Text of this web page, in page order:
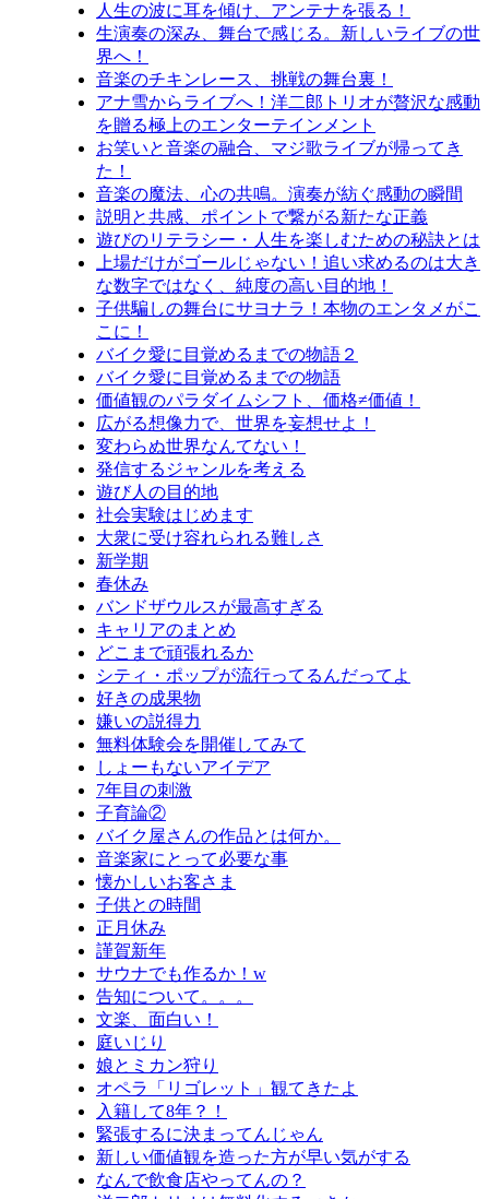
人生の波に耳を傾け、アンテナを張る！
生演奏の深み、舞台で感じる。新しいライブの世
界へ！
音楽のチキンレース、挑戦の舞台裏！
アナ雪からライブへ！洋二郎トリオが贅沢な感動
を贈る極上のエンターテインメント
お笑いと音楽の融合、マジ歌ライブが帰ってき
た！
音楽の魔法、心の共鳴。演奏が紡ぐ感動の瞬間
説明と共感、ポイントで繋がる新たな正義
遊びのリテラシー・人生を楽しむための秘訣とは
上場だけがゴールじゃない！追い求めるのは大き
な数字ではなく、純度の高い目的地！
子供騙しの舞台にサヨナラ！本物のエンタメがこ
こに！
バイク愛に目覚めるまでの物語２
バイク愛に目覚めるまでの物語
価値観のパラダイムシフト、価格≠価値！
広がる想像力で、世界を妄想せよ！
変わらぬ世界なんてない！
発信するジャンルを考える
遊び人の目的地
社会実験はじめます
大衆に受け容れられる難しさ
新学期
春休み
バンドザウルスが最高すぎる
キャリアのまとめ
どこまで頑張れるか
シティ・ポップが流行ってるんだってよ
好きの成果物
嫌いの説得力
無料体験会を開催してみて
しょーもないアイデア
7年目の刺激
子育論②
バイク屋さんの作品とは何か。
音楽家にとって必要な事
懐かしいお客さま
子供との時間
正月休み
謹賀新年
サウナでも作るか！w
告知について。。。
文楽、面白い！
庭いじり
娘とミカン狩り
オペラ「リゴレット」観てきたよ
入籍して8年？！
緊張するに決まってんじゃん
新しい価値観を造った方が早い気がする
なんで飲食店やってんの？